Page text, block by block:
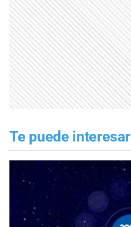
Te puede interesar